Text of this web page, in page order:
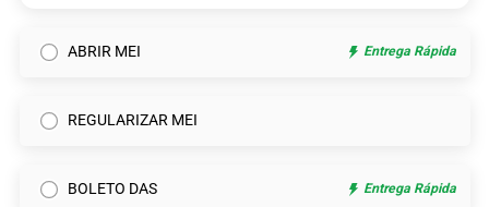
ABRIR MEI Entrega Rápida
REGULARIZAR MEI
BOLETO DAS Entrega Rápida